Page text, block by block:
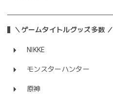
＼ゲームタイトルグッズ多数 ／
NIKKE
モンスターハンター
原神